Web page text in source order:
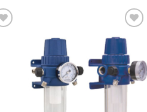
Add to
wishlist